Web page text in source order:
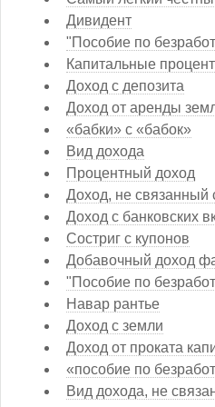
Дивидент
"Пособие по
Капитальные
Доход с депозита
Доход от аренды
«бабки» с «бабок»
Вид дохода
Процентный доход
Доход, не связанный
Доход с банковских
Состриг с купонов
Добавочный доход
"Пособие по
Навар рантье
Доход с земли
Доход от проката
«пособие по
Вид дохода, не